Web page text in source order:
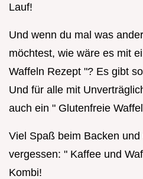
Lauf!
Und wenn du mal was
möchtest, wie wäre es mit
Waffeln Rezept "? Es gibt
Und für alle mit
auch ein " Glutenfreie
Viel Spaß beim Backen
vergessen: " Kaffee und
Kombi!